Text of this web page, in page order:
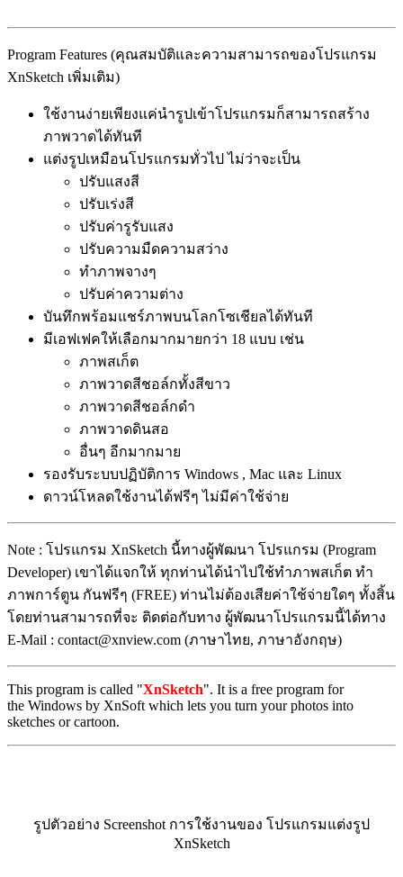
Program Features (คุณสมบัติและความสามารถของโปรแกรม
XnSketch เพิ่มเติม)
ใช้งานง่ายเพียงแค่นำรูปเข้าโปรแกรมก็สามารถสร้าง
ภาพวาดได้ทันที
แต่งรูปเหมือนโปรแกรมทั่วไป ไม่ว่าจะเป็น
ปรับแสงสี
ปรับเร่งสี
ปรับค่ารูรับแสง
ปรับความมืดความสว่าง
ทำภาพจางๆ
ปรับค่าความต่าง
บันทึกพร้อมแชร์ภาพบนโลกโซเชียลได้ทันที
มีเอฟเฟคให้เลือกมากมายกว่า 18 แบบ เช่น
ภาพสเก็ต
ภาพวาดสีชอล์กทั้งสีขาว
ภาพวาดสีชอล์กดำ
ภาพวาดดินสอ
อื่นๆ อีกมากมาย
รองรับระบบปฏิบัติการ Windows , Mac และ Linux
ดาวน์โหลดใช้งานได้ฟรีๆ ไม่มีค่าใช้จ่าย
Note : โปรแกรม XnSketch นี้ทางผู้พัฒนา โปรแกรม (Program
Developer) เขาได้แจกให้ ทุกท่านได้นำไปใช้ทำภาพสเก็ต ทำ
ภาพการ์ตูน กันฟรีๆ (FREE) ท่านไม่ต้องเสียค่าใช้จ่ายใดๆ ทั้งสิ้น
โดยท่านสามารถที่จะ ติดต่อกับทาง ผู้พัฒนาโปรแกรมนี้ได้ทาง
E-Mail : contact@xnview.com (ภาษาไทย, ภาษาอังกฤษ)
This program is called "XnSketch". It is a free program for
the Windows by XnSoft which lets you turn your photos into
sketches or cartoon.
รูปตัวอย่าง Screenshot การใช้งานของ โปรแกรมแต่งรูป
XnSketch